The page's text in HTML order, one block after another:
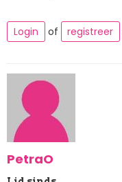
Login of registreer
PetraO